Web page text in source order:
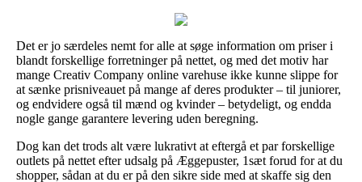
Det er jo særdeles nemt for alle at søge information om priser i
blandt forskellige forretninger på nettet, og med det motiv har
mange Creativ Company online varehuse ikke kunne slippe for
at sænke prisniveauet på mange af deres produkter – til juniorer,
og endvidere også til mænd og kvinder – betydeligt, og endda
nogle gange garantere levering uden beregning.
Dog kan det trods alt være lukrativt at eftergå et par forskellige
outlets på nettet efter udsalg på Æggepuster, 1sæt forud for at du
shopper, sådan at du er på den sikre side med at skaffe sig den